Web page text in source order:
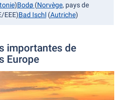
)Bodø (Norvège, pays de
EEE)Bad Ischl(Autriche)
importantes de
Europe